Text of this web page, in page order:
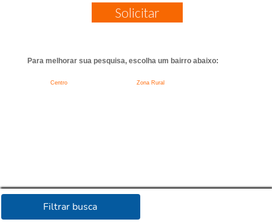
Filtrar busca
Solicitar
Para melhorar sua pesquisa, escolha um bairro abaixo:
Centro Zona Rural